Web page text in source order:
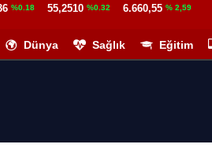
%0.18 55,2510 %0.32 6.660,55 % 2,59
Dünya Sağlık Eğitim